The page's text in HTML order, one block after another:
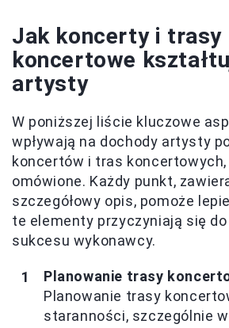
Jak koncerty i trasy
koncertowe
artysty
W poniższej liście kluczowe
wpływają na dochody artysty
koncertów i tras
omówione. Każdy punkt,
szczegółowy opis, pomoże
te elementy przyczyniają się
sukcesu wykonawcy.
Planowanie trasy
Planowanie trasy
staranności, szczególnie